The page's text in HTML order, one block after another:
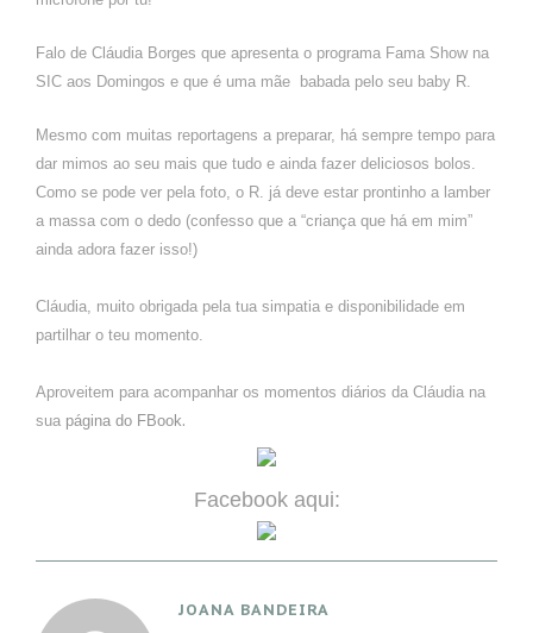
Falo de Cláudia Borges que apresenta o programa Fama Show na
SIC aos Domingos e que é uma mãe babada pelo seu baby R
Mesmo com muitas reportagens a preparar, há sempre tempo para
dar mimos ao seu mais que tudo e ainda fazer deliciosos bolos.
Como se pode ver pela foto, o R. já deve estar prontinho a lamber
a massa com o dedo (confesso que a “criança que há em mim”
ainda adora fazer isso!)
Cláudia, muito obrigada pela tua simpatia e disponibilidade em
partilhar o teu momento
Aproveitem para acompanhar os momentos diários da Cláudia na
sua página do FBook.
Facebook aqui:
JOANA BANDEIRA